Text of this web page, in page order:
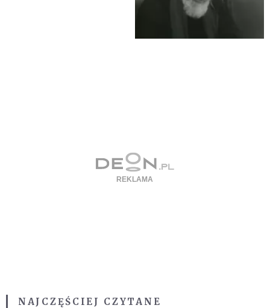
NAJCZĘŚCIEJ CZYTANE